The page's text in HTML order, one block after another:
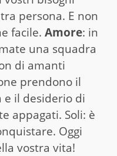
persona. E non
facile. Amore: in
una squadra
di amanti
prendono il
e il desiderio di
appagati. Soli: è
Oggi
vostra vita!